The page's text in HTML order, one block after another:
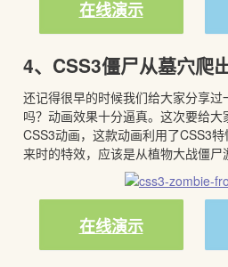
在线演示
4、CSS3僵尸从墓穴爬
还记得很早的时候我们给大家分享过
吗？动画效果十分逼真。这次要给
CSS3动画，这款动画利用了CSS3
来时的特效，应该是从植物大战僵尸
在线演示